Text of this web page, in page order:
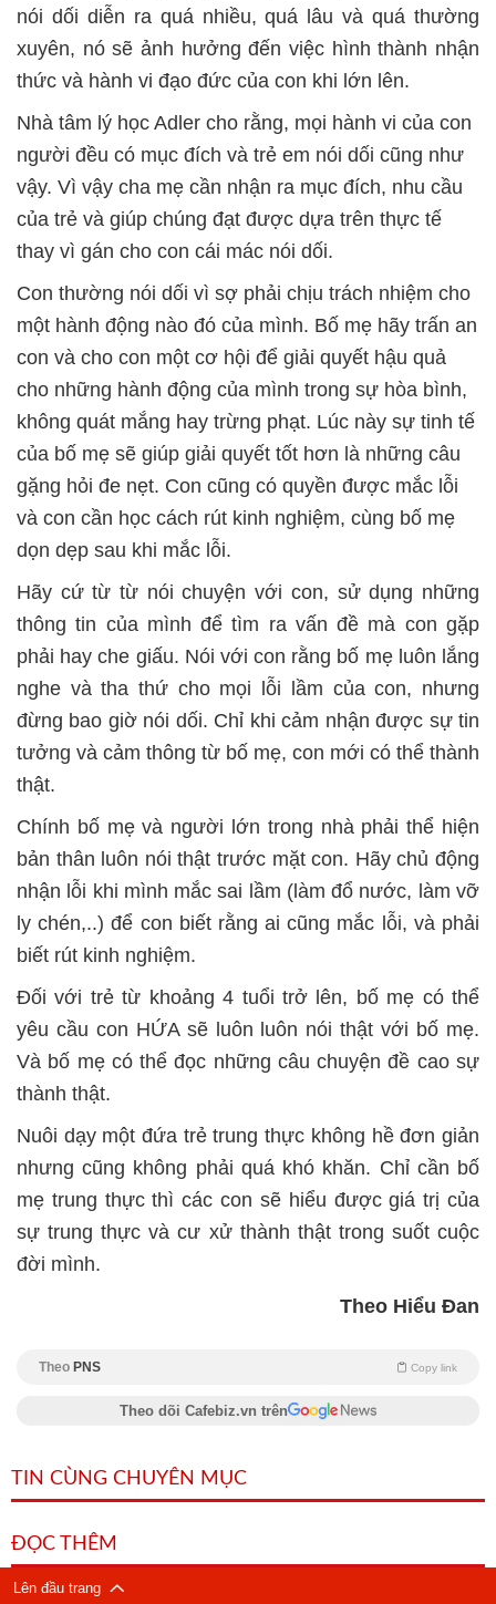
nói dối diễn ra quá nhiều, quá lâu và quá thường
xuyên, nó sẽ ảnh hưởng đến việc hình thành nhận
thức và hành vi đạo đức của con khi lớn lên.
Nhà tâm lý học Adler cho rằng, mọi hành vi của con
người đều có mục đích và trẻ em nói dối cũng như
vậy. Vì vậy cha mẹ cần nhận ra mục đích, nhu cầu
của trẻ và giúp chúng đạt được dựa trên thực tế
thay vì gán cho con cái mác nói dối.
Con thường nói dối vì sợ phải chịu trách nhiệm cho
một hành động nào đó của mình. Bố mẹ hãy trấn an
con và cho con một cơ hội để giải quyết hậu quả
cho những hành động của mình trong sự hòa bình,
không quát mắng hay trừng phạt. Lúc này sự tinh tế
của bố mẹ sẽ giúp giải quyết tốt hơn là những câu
gặng hỏi đe nẹt. Con cũng có quyền được mắc lỗi
và con cần học cách rút kinh nghiệm, cùng bố mẹ
dọn dẹp sau khi mắc lỗi.
Hãy cứ từ từ nói chuyện với con, sử dụng những
thông tin của mình để tìm ra vấn đề mà con gặp
phải hay che giấu. Nói với con rằng bố mẹ luôn lắng
nghe và tha thứ cho mọi lỗi lầm của con, nhưng
đừng bao giờ nói dối. Chỉ khi cảm nhận được sự tin
tưởng và cảm thông từ bố mẹ, con mới có thể thành
thật.
Chính bố mẹ và người lớn trong nhà phải thể hiện
bản thân luôn nói thật trước mặt con. Hãy chủ động
nhận lỗi khi mình mắc sai lầm (làm đổ nước, làm vỡ
ly chén,..) để con biết rằng ai cũng mắc lỗi, và phải
biết rút kinh nghiệm.
Đối với trẻ từ khoảng 4 tuổi trở lên, bố mẹ có thể
yêu cầu con HỨA sẽ luôn luôn nói thật với bố mẹ.
Và bố mẹ có thể đọc những câu chuyện đề cao sự
thành thật.
Nuôi dạy một đứa trẻ trung thực không hề đơn giản
nhưng cũng không phải quá khó khăn. Chỉ cần bố
mẹ trung thực thì các con sẽ hiểu được giá trị của
sự trung thực và cư xử thành thật trong suốt cuộc
đời mình.
Theo Hiểu Đan
Theo PNS Copy link
Theo dõi Cafebiz.vn trên
TIN CÙNG CHUYÊN MỤC
ĐỌC THÊM
Lên đầu trang